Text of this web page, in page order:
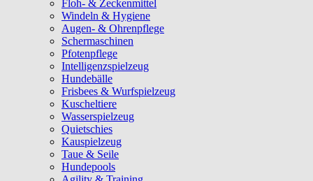
Floh- & Zeckenmittel
Windeln & Hygiene
Augen- & Ohrenpflege
Schermaschinen
Pfotenpflege
Intelligenzspielzeug
Hundebälle
Frisbees & Wurfspielzeug
Kuscheltiere
Wasserspielzeug
Quietschies
Kauspielzeug
Taue & Seile
Hundepools